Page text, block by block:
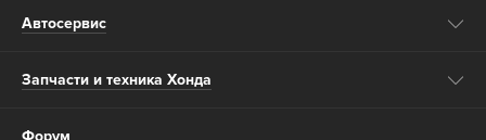
Автосервис
Запчасти и техника Хонда
Форум